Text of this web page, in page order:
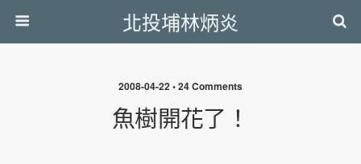
北投埔林炳炎
2008-04-22 • 24 Comments
魚樹開花了！